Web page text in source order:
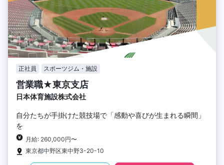
正社員 スポーツジム・施設
営業職★東京支店
日本体育施設株式会社
自分たちが手掛けた競技場で「感動や喜びが生まれる瞬間」
を
月給: 260,000円〜
東京都中野区東中野3-20-10